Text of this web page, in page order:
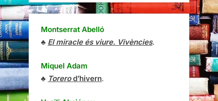
Montserrat Abelló
♣ El miracle és viure. Vivències.
Miquel Adam
♣ Torerod’hivern.